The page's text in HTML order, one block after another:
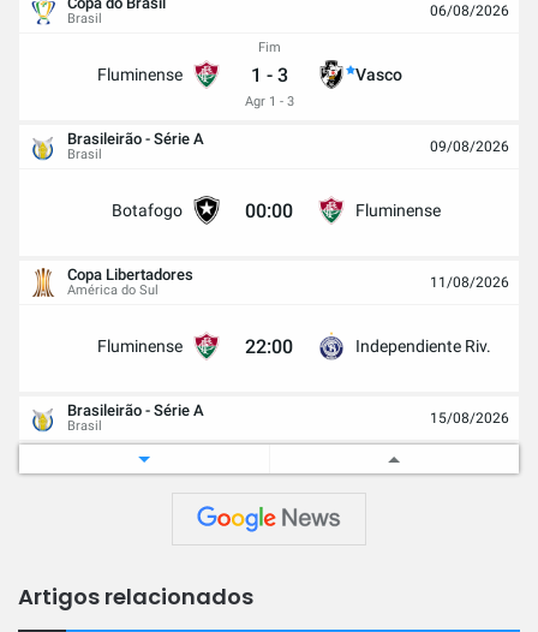
Brasil 06/08/2026
Fluminense
Fim
1 - 3
Agr 1 - 3
Vasco
Brasileirão - Série A
Brasil 09/08/2026
Botafogo 00:00 Fluminense
Copa Libertadores
América do Sul 11/08/2026
Fluminense 22:00 Independiente Riv.
Brasileirão - Série A
Brasil 15/08/2026
Fluminense 19:30 Palmeiras
Artigos relacionados